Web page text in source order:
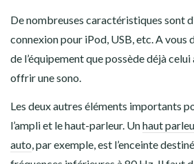
De nombreuses caractéristiques sont
connexion pour iPod, USB, etc. A vous
de l’équipement que possède déjà
offrir une sono.
Les deux autres éléments importants
l’ampli et le haut-parleur. Unhaut
auto , par exemple, est l’enceinte